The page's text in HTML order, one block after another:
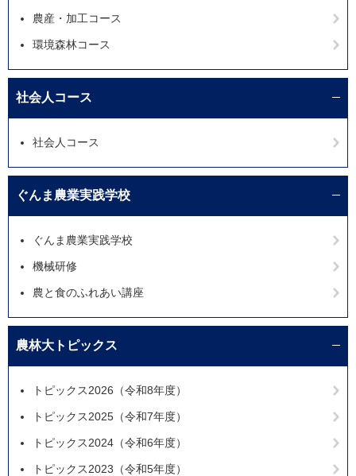
農産・加工コース
環境森林コース
社会人コース
社会人コース
ぐんま農業実践学校
ぐんま農業実践学校
機械研修
農と食のふれあい講座
農林大トピックス
トピックス2026（令和8年度）
トピックス2025（令和7年度）
トピックス2024（令和6年度）
トピックス2023（令和5年度）